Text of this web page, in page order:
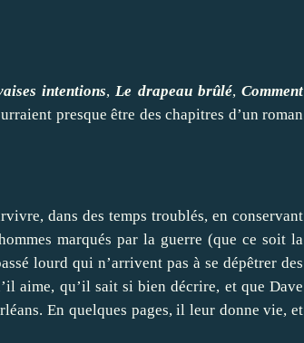
intentions, Le drapeau brûlé,Comment
presque être des chapitres d’un roman
dans des temps troublés, en conservant
marqués par la guerre (que ce soit la
lourd qui n’arrivent pas à se dépêtrer des
aime, qu’il sait si bien décrire, et que Dave
En quelques pages, il leur donne vie, et